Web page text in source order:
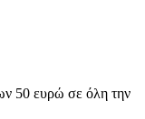
50 ευρώ σε όλη την